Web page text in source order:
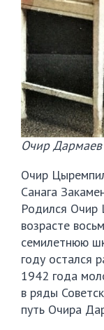
Очир Дармаев
Очир
Санага
Родился Очир
возрасте
семилетнюю
году остался
1942 года
в ряды
путь Очира